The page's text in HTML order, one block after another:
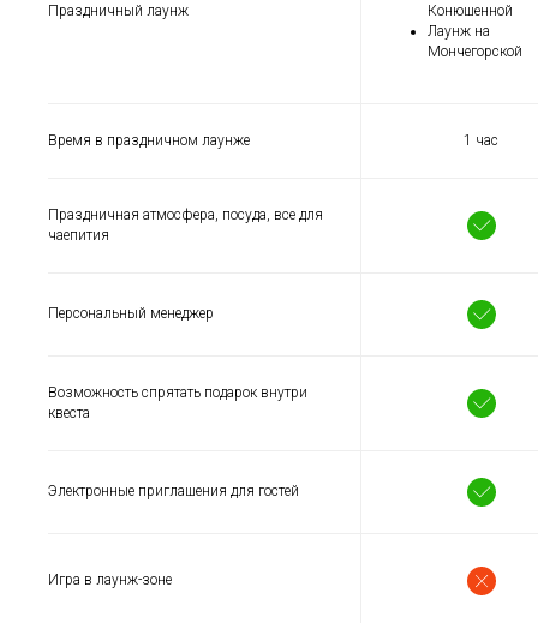
Праздничный лаунж
Конюшенной
Лаунж на
Мончегорской
Время в праздничном лаунже 1 час
Праздничная атмосфера, посуда, все для
чаепития
Персональный менеджер
Возможность спрятать подарок внутри
квеста
Электронные приглашения для гостей
Игра в лаунж-зоне